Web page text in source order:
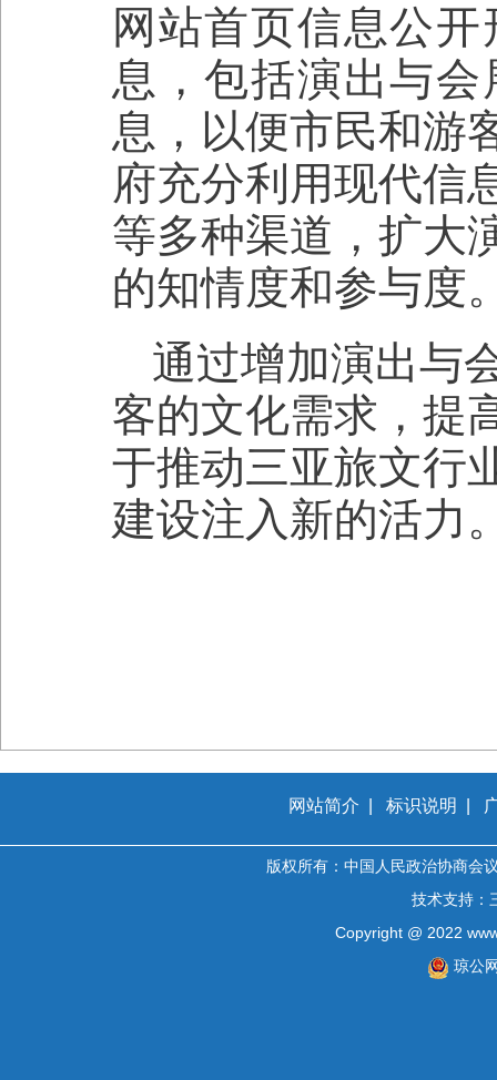
网站首页信息公
息，包括演出与
息，以便市民和游
府充分利用现代信
等多种渠道，扩大
的知情度和参与度
通过增加演出与
客的文化需求，提
于推动三亚旅文行
建设注入新的活力
网站简介 标识说明
版权所有：中国人民政治协商
技术支持：
Copyright @ 2022
琼公